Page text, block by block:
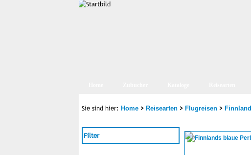
Sie sind hier: Home > Reisearten > Flugreisen > Finnland
Filter